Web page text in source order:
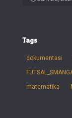
Tags
dokumentasi
matematika